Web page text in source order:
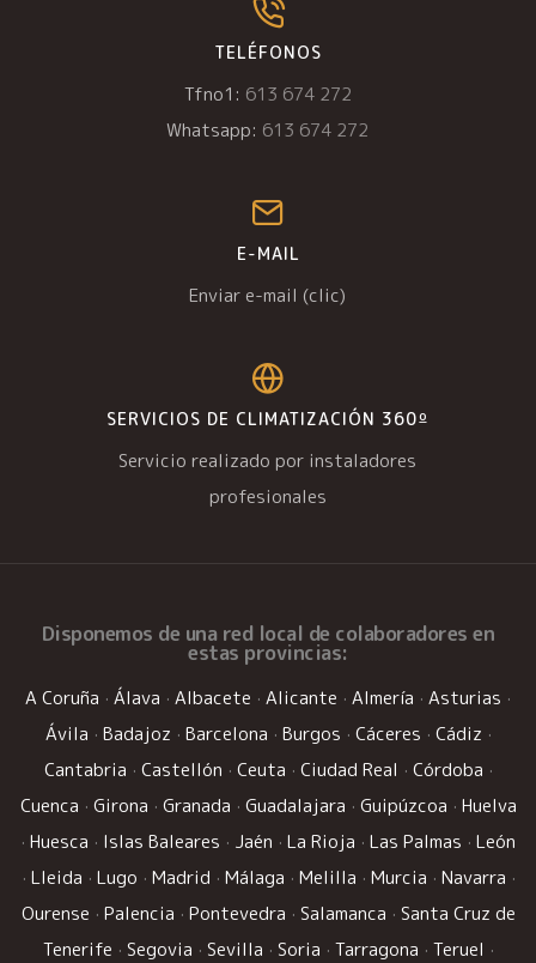
TELÉFONOS
Tfno1: 613 674 272
Whatsapp: 613 674 272
E-MAIL
Enviar e-mail (clic)
SERVICIOS DE CLIMATIZACIÓN 360º
Servicio realizado por instaladores
profesionales
Disponemos de una red local de colaboradores en
estas provincias:
A Coruña · Álava · Albacete · Alicante · Almería · Asturias ·
Ávila · Badajoz · Barcelona · Burgos · Cáceres · Cádiz ·
Cantabria · Castellón · Ceuta · Ciudad Real · Córdoba ·
Cuenca · Girona · Granada · Guadalajara · Guipúzcoa · Huelva
· Huesca · Islas Baleares · Jaén · La Rioja · Las Palmas · León
· Lleida · Lugo · Madrid · Málaga · Melilla · Murcia · Navarra ·
Ourense · Palencia · Pontevedra · Salamanca · Santa Cruz de
Tenerife · Segovia · Sevilla · Soria · Tarragona · Teruel ·